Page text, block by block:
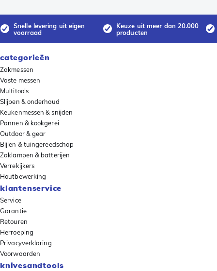
Snelle levering uit eigen
voorraad
Keuze uit meer dan 20.000
producten
categorieën
Zakmessen
Vaste messen
Multitools
Slijpen & onderhoud
Keukenmessen & snijden
Pannen & kookgerei
Outdoor & gear
Bijlen & tuingereedschap
Zaklampen & batterijen
Verrekijkers
Houtbewerking
klantenservice
Service
Garantie
Retouren
Herroeping
Privacyverklaring
Voorwaarden
knivesandtools